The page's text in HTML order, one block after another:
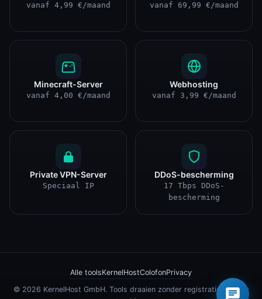
vanaf 4,99 €/maand vanaf 69,99 €/maand
Minecraft-Server
vanaf 4,00 €/maand
Webhosting
vanaf 3,99 €/maand
Private VPN-Server
Speciaal IP
DDoS-bescherming
17 Tbps DDoS-
bescherming
Alle toolsKernelHostColofonPrivacy
© 2026 KernelHost GmbH. Tools draaien zonder registratie, zonder
×
Hallo 👋 Hulp nodig?